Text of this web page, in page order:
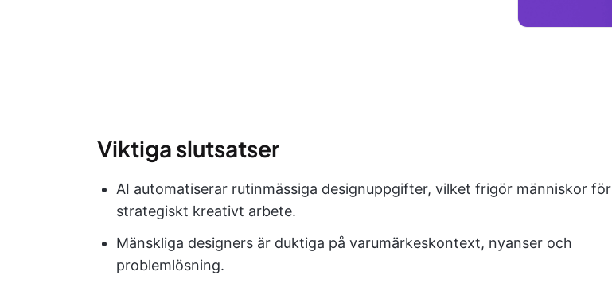
Viktiga slutsatser
AI automatiserar rutinmässiga designuppgifter, vilket frigör människor för
strategiskt kreativt arbete.
Mänskliga designers är duktiga på varumärkeskontext, nyanser och
problemlösning.